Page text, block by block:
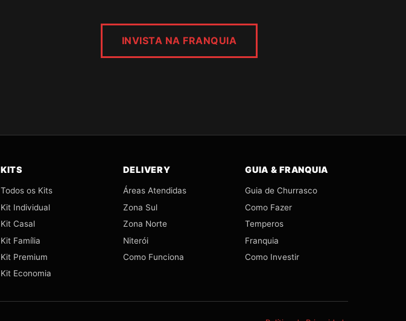
INVISTA NA FRANQUIA
KITS
Todos os Kits
Kit Individual
Kit Casal
Kit Família
Kit Premium
Kit Economia
DELIVERY
Áreas Atendidas
Zona Sul
Zona Norte
Niterói
Como Funciona
GUIA & FRANQUIA
Guia de Churrasco
Como Fazer
Temperos
Franquia
Como Investir